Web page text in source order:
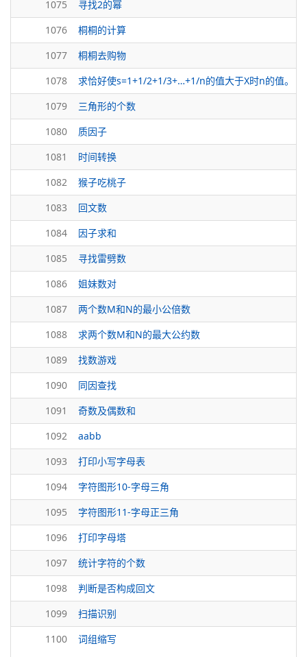
1075
寻找2的幂
1076
桐桐的计算
1077
桐桐去购物
1078
求恰好使s=1+1/2+1/3+…+1/n的值大于X时n的值。
1079
三角形的个数
1080
质因子
1081
时间转换
1082
猴子吃桃子
1083
回文数
1084
因子求和
1085
寻找雷劈数
1086
姐妹数对
1087
两个数M和N的最小公倍数
1088
求两个数M和N的最大公约数
1089
找数游戏
1090
同因查找
1091
奇数及偶数和
1092
aabb
1093
打印小写字母表
1094
字符图形10-字母三角
1095
字符图形11-字母正三角
1096
打印字母塔
1097
统计字符的个数
1098
判断是否构成回文
1099
扫描识别
1100
词组缩写